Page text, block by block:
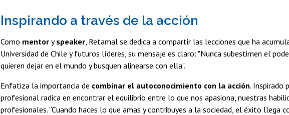
Inspirando a través de la acción
Como mentor yspeaker , Retamal se dedica a compartir las lecciones que ha
Universidad de Chile y futuros líderes, su mensaje es claro: "Nunca subestimen el
quieren dejar en el mundo y busquen alinearse con ella".
Enfatiza la importancia de combinar el autoconocimiento con la acción. Inspirado
profesional radica en encontrar el equilibrio entre lo que nos apasiona, nuestras
profesionales. “Cuando haces lo que amas y contribuyes a la sociedad, el éxito llega